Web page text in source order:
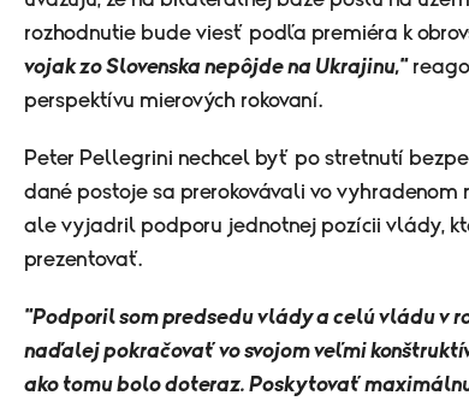
rozhodnutie bude viesť podľa premiéra k
vojak zo Slovenska nepôjde na Ukrajinu,"
perspektívu mierových rokovaní.
Peter Pellegrini nechcel byť po stretnutí
dané postoje sa prerokovávali vo
ale vyjadril podporu jednotnej pozícii vlády,
prezentovať.
"Podporil som predsedu vlády a celú vládu v
naďalej pokračovať vo svojom veľmi
ako tomu bolo doteraz. Poskytovať